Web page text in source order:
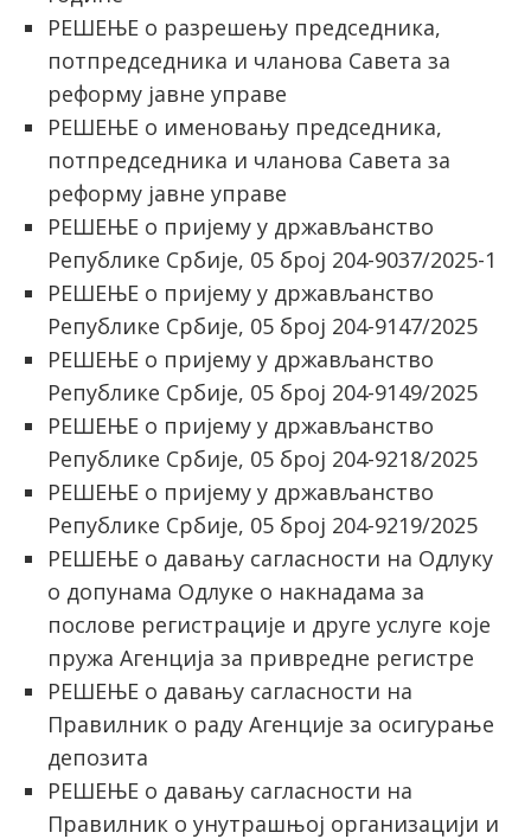
РЕШЕЊЕ о разрешењу председника,
потпредседника и чланова Савета зa
реформу јавне управе
РЕШЕЊЕ о именовању председника,
потпредседника и чланова Савета зa
реформу јавне управе
РЕШЕЊЕ о пријему у држављанство
Републике Србије, 05 број 204-9037/2025-1
РЕШЕЊЕ о пријему у држављанство
Републике Србије, 05 број 204-9147/2025
РЕШЕЊЕ о пријему у држављанство
Републике Србије, 05 број 204-9149/2025
РЕШЕЊЕ о пријему у држављанство
Републике Србије, 05 број 204-9218/2025
РЕШЕЊЕ о пријему у држављанство
Републике Србије, 05 број 204-9219/2025
РЕШЕЊЕ о давању сагласности на Одлуку
о допунама Одлуке о накнадама за
послове регистрације и друге услуге које
пружа Агенција за привредне регистре
РЕШЕЊЕ о давању сагласности на
Правилник о раду Агенције за осигурање
депозита
РЕШЕЊЕ о давању сагласности на
Правилник о унутрашњој организацији и